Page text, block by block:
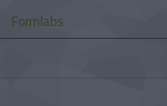
Formlabs